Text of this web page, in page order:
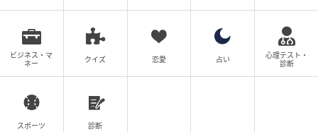
ビジネス・マ
ネー
クイズ 恋愛 占い
心理テスト・
診断
スポーツ 診断